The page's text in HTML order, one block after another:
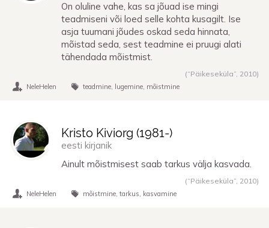
On oluline vahe, kas sa jõuad ise mingi
teadmiseni või loed selle kohta kusagilt. Ise
asja tuumani jõudes oskad seda hinnata,
mõistad seda, sest teadmine ei pruugi alati
tähendada mõistmist.
(“Päikeseküla”, 2010)
NeleHelen teadmine lugemine mõistmine
Kristo Kiviorg (1981-)
eesti kirjanik
Ainult mõistmisest saab tarkus välja kasvada.
(“Päikeseküla”, 2010)
NeleHelen mõistmine tarkus kasvamine